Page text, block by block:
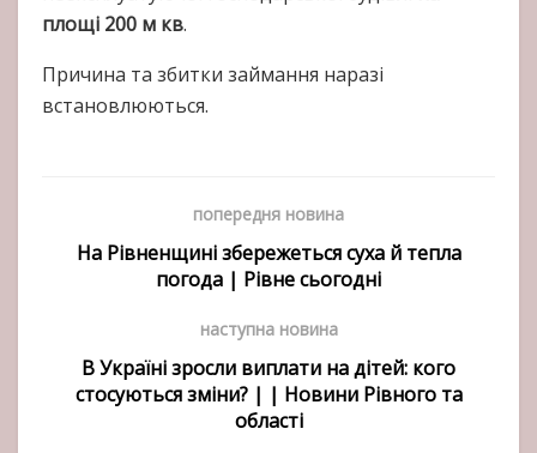
площі 200 м кв.
Причина та збитки займання наразі
встановлюються.
попередня новина
На Рівненщині збережеться суха й тепла
погода | Рівне сьогодні
наступна новина
В Україні зросли виплати на дітей: кого
стосуються зміни? | | Новини Рівного та
області